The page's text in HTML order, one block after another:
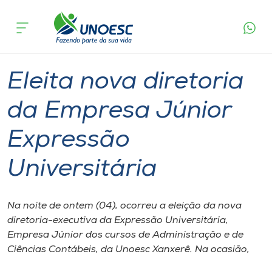
Cursos
Pesquisa
Atendimento ao Estudante
Portal de Ensino
A
acontece
Eleita nova diretoria
da Empresa Júnior
Expressão
Universitária
Na noite de ontem (04), ocorreu a eleição da nova
diretoria-executiva da Expressão Universitária,
Empresa Júnior dos cursos de Administração e de
Ciências Contábeis, da Unoesc Xanxerê. Na ocasião,